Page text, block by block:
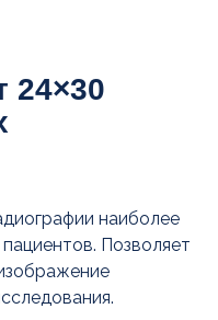
наиболее
Позволяет